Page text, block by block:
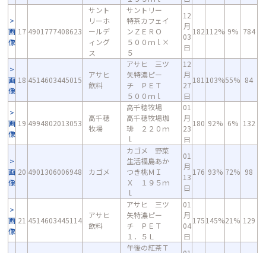
画
像
17 4901777408623
サント
リーホ
ールデ
ィング
ス
サントリー
特茶カフェイ
ンＺＥＲＯ
５００ｍｌ×
５
12
月
03
日
182112% 9% 784
画
像
18 4514603445015
アサヒ
飲料
アサヒ 三ツ
矢特濃ピー
チ ＰＥＴ
５００ｍｌ
12
月
27
日
181 103%55% 84
画
像
19 4994802013053
高千穂
牧場
高千穂牧場
高千穂牧場珈
琲 ２２０ｍ
ｌ
01
月
23
日
180 92% 6% 132
画
像
20 4901306006948 カゴメ
カゴメ 野菜
生活福島あか
つき桃ＭＩ
Ｘ １９５ｍ
ｌ
01
月
13
日
176 93% 72% 98
画
像
21 4514603445114
アサヒ
飲料
アサヒ 三ツ
矢特濃ピー
チ ＰＥＴ
１．５Ｌ
01
月
04
日
175145%21% 129
午後の紅茶Ｔ